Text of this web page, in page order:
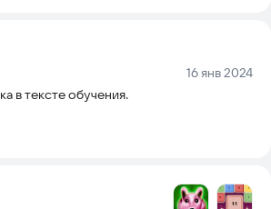
Дата:
16 янв 2024
в тексте обучения.